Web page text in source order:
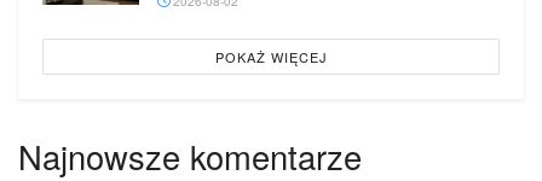
POKAŻ WIĘCEJ
Najnowsze komentarze